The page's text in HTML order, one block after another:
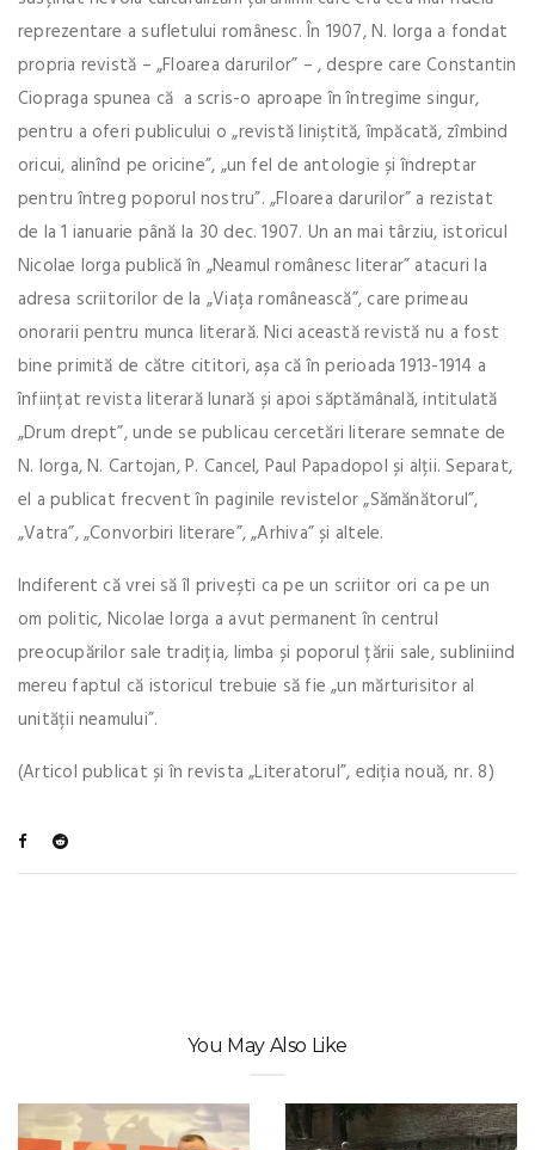
reprezentare a sufletului românesc. În 1907, N. Iorga a fondat
propria revistă – „Floarea darurilor” – , despre care Constantin
Ciopraga spunea că a scris-o aproape în întregime singur,
pentru a oferi publicului o „revistă liniștită, împăcată, zîmbind
oricui, alinînd pe oricine”, „un fel de antologie și îndreptar
pentru întreg poporul nostru”. „Floarea darurilor” a rezistat
de la 1 ianuarie până la 30 dec. 1907. Un an mai târziu, istoricul
Nicolae Iorga publică în „Neamul românesc literar” atacuri la
adresa scriitorilor de la „Viața românească”, care primeau
onorarii pentru munca literară. Nici această revistă nu a fost
bine primită de către cititori, așa că în perioada 1913-1914 a
înființat revista literară lunară și apoi săptămânală, intitulată
„Drum drept”, unde se publicau cercetări literare semnate de
N. Iorga, N. Cartojan, P. Cancel, Paul Papadopol și alții. Separat,
el a publicat frecvent în paginile revistelor „Sămănătorul”,
„Vatra”, „Convorbiri literare”, „Arhiva” și altele.
Indiferent că vrei să îl privești ca pe un scriitor ori ca pe un
om politic, Nicolae Iorga a avut permanent în centrul
preocupărilor sale tradiția, limba și poporul țării sale, subliniind
mereu faptul că istoricul trebuie să fie „un mărturisitor al
unității neamului”.
(Articol publicat și în revista „Literatorul”, ediția nouă, nr. 8)
You May Also Like